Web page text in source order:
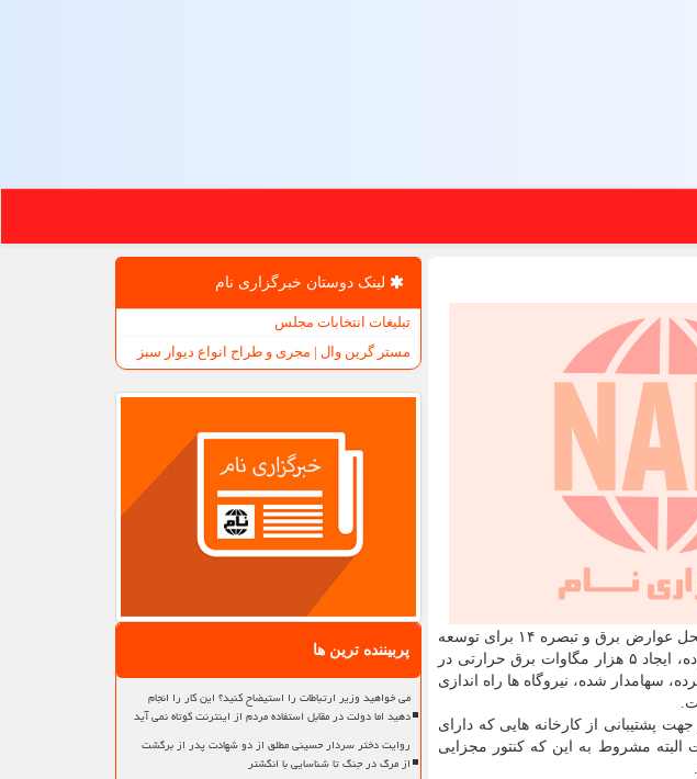
تجدیدپذیر است چونکه منابعی بالغ بر ۷ هزار ۸۰۰ میلیارد تومان برای توسعه انرژی های تجدیدپذیرها از محل عوارض برق و تبصره ۱۴ برای توسعه
تجدیدپذیرها پیشبینی شده است. از دیگر اقداماتی که برای اولین بار در قوانین بودجه سنواتی اتفاق افتاده، ایجاد ۵ هزار مگاوات برق حرارتی در
سهامدار شده، نیروگاه ها راه اندازی
پشتیبانی از کارخانه هایی که دارای
البته مشروط به این که کنتور مجزایی
لینک دوستان خبرگزاری نام
تبلیغات انتخابات مجلس
مستر گرین وال | مجری و طراح انواع دیوار سبز
پربیننده ترین ها
می خواهید وزیر ارتباطات را استیضاح کنید؟ این کار را انجام
دهید اما دولت در مقابل استفاده مردم از اینترنت کوتاه نمی آید
روایت دختر سردار حسینی مطلق از دو شهادت پدر از برگشت
از مرگ در جنگ تا شناسایی با انگشتر